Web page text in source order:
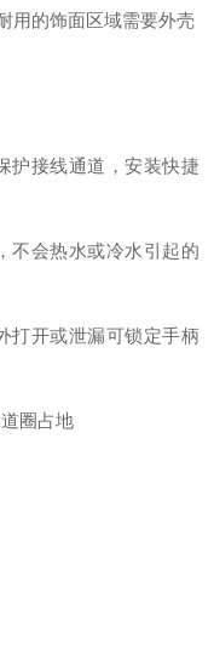
用的饰面区域需要外壳
护接线通道，安装快捷
不会热水或冷水引起的
打开或泄漏可锁定手柄
圈占地